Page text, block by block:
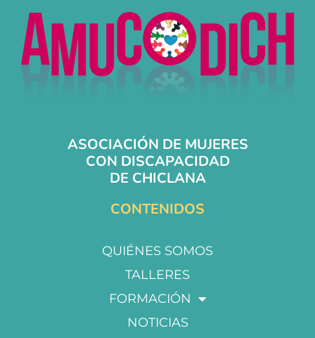
ASOCIACIÓN DE MUJERES
CON DISCAPACIDAD
DE CHICLANA
CONTENIDOS
QUIÉNES SOMOS
TALLERES
FORMACIÓN
NOTICIAS